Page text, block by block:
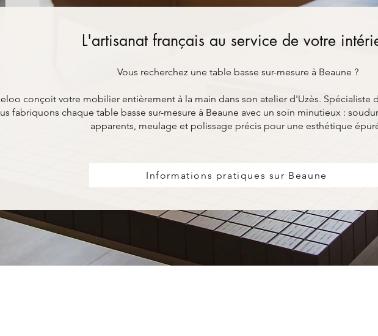
L'artisanat français au service de votre
Vous recherchez une table basse sur-mesure à Beaune ?
conçoit votre mobilier entièrement à la main dans son atelier d'Uzès. Spécialiste
fabriquons chaque table basse sur-mesure à Beaune avec un soin minutieux :
apparents, meulage et polissage précis pour une esthétique
Informations pratiques sur Beaune